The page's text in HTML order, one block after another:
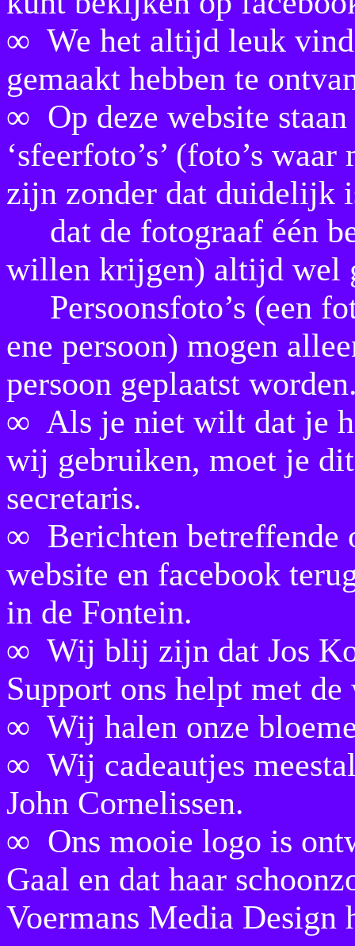
∞ We het altijd leuk
gemaakt hebben te
∞ Op deze website staan
‘sfeerfoto’s’ (foto’s
zijn zonder dat duidelijk
dat de fotograaf één
willen krijgen) altijd wel
Persoonsfoto’s (een
ene persoon) mogen
persoon geplaatst
∞ Als je niet wilt dat je
wij gebruiken, moet je
secretaris.
∞ Berichten betreffende
website en facebook
in de Fontein.
∞ Wij blij zijn dat Jos
Support ons helpt met
∞ Wij halen onze
∞ Wij cadeautjes
John Cornelissen.
∞ Ons mooie logo is
Gaal en dat haar
Voermans Media Design